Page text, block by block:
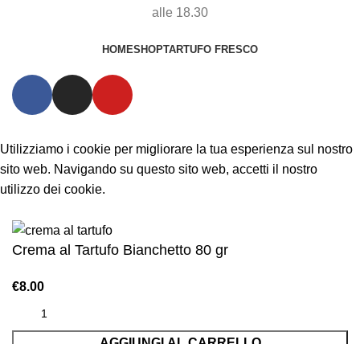
alle 18.30
HOMESHOPTARTUFO FRESCO
Utilizziamo i cookie per migliorare la tua esperienza sul nostro
sito web. Navigando su questo sito web, accetti il nostro
utilizzo dei cookie.
Crema al Tartufo Bianchetto 80 gr
€8.00